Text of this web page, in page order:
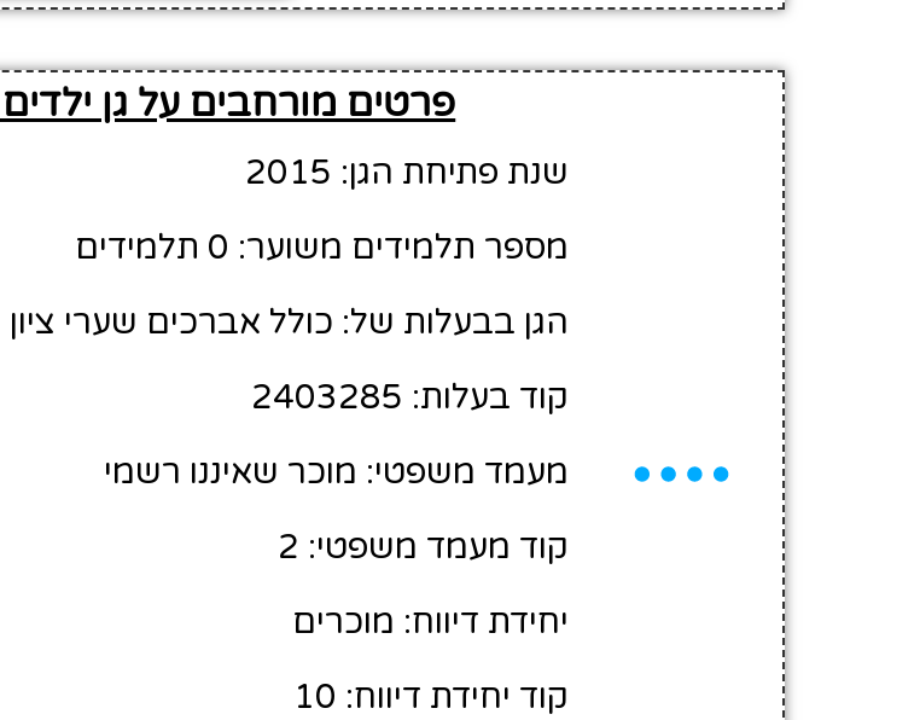
פרטים מורחבים על גן ילדים 03 -שערי ציון
שנת פתיחת הגן: 2015
מספר תלמידים משוער: 0 תלמידים
הגן בבעלות של: כולל אברכים שערי ציון
קוד בעלות: 2403285
מעמד משפטי: מוכר שאיננו רשמי
קוד מעמד משפטי: 2
יחידת דיווח: מוכרים
קוד יחידת דיווח: 10